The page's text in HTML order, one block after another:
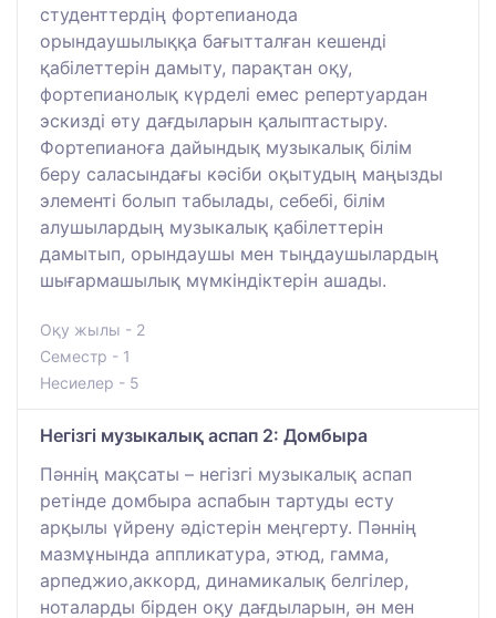
студенттердің фортепианода
орындаушылыққа бағытталған кешенді
қабілеттерін дамыту, парақтан оқу,
фортепианолық күрделі емес репертуардан
эскизді өту дағдыларын қалыптастыру.
Фортепианоға дайындық музыкалық білім
беру саласындағы кәсіби оқытудың маңызды
элементі болып табылады, себебі, білім
алушылардың музыкалық қабілеттерін
дамытып, орындаушы мен тыңдаушылардың
шығармашылық мүмкіндіктерін ашады.
Оқу жылы - 2
Семестр - 1
Несиелер - 5
Негізгі музыкалық аспап 2: Домбыра
Пәннің мақсаты – негізгі музыкалық аспап
ретінде домбыра аспабын тартуды есту
арқылы үйрену әдістерін меңгерту. Пәннің
мазмұнында аппликатура, этюд, гамма,
арпеджио,аккорд, динамикалық белгілер,
ноталарды бірден оқу дағдыларын, ән мен